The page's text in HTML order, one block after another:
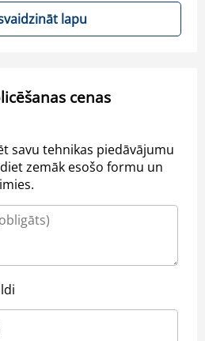
lapu
cenas
savu tehnikas piedāvājumu
zemāk esošo formu un